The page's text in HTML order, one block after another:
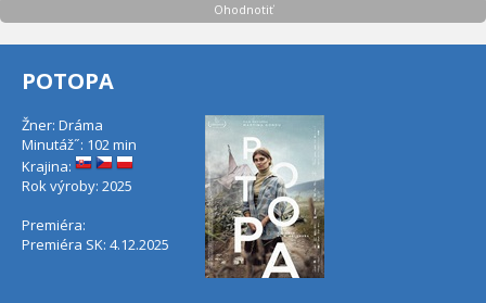
Ohodnotiť
POTOPA
Žner: Dráma
Minutáž˝: 102 min
Krajina:
Rok výroby: 2025
Premiéra:
Premiéra SK: 4.12.2025